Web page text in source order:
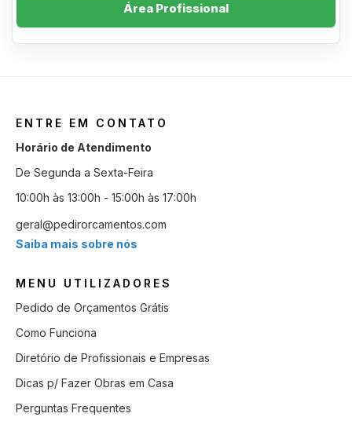
Área Profissional
ENTRE EM CONTATO
Horário de Atendimento
De Segunda a Sexta-Feira
10:00h às 13:00h - 15:00h às 17:00h
geral@pedirorcamentos.com
Saiba mais sobre nós
MENU UTILIZADORES
Pedido de Orçamentos Grátis
Como Funciona
Diretório de Profissionais e Empresas
Dicas p/ Fazer Obras em Casa
Perguntas Frequentes